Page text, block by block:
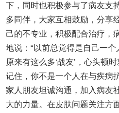
下，同时也积极参与了病友支
多同伴，大家互相鼓励，分享
己的不专业，积极配合治疗，
地说：“以前总觉得是自己一个
原来有这么多‘战友’，心头顿
记住，你不是一个人在与疾病
家人朋友坦诚沟通，加入病友
大的力量。在皮肤问题关注方